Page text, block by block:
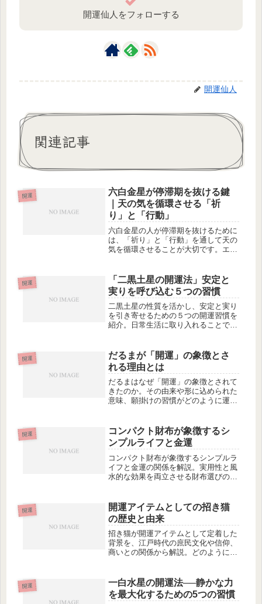
開運仙人をフォローする
開運仙人
関連記事
開運
六白金星が停滞期を抜ける鍵
｜天の気を循環させる「祈
り」と「行動」
六白金星の人が停滞期を抜けるために
は、「祈り」と「行動」を通して天の
気を循環させることが大切です。エネ
開運
「二黒土星の開運法」安定と
実りを呼び込む５つの習慣
二黒土星の性質を活かし、安定と実り
を引き寄せるための５つの開運習慣を
紹介。日常生活に取り入れることで、
開運
だるまが「開運」の象徴とさ
れる理由とは
だるまはなぜ「開運」の象徴とされて
きたのか。その由来や形に込められた
意味、願掛けの習慣がどのように運の
説します。
開運
コンパクト財布が象徴するシ
ンプルライフと金運
コンパクト財布が象徴するシンプルラ
イフと金運の関係を解説。実用性と風
水的な効果を両立させる財布選びのポ
開運
開運アイテムとしての招き猫
の歴史と由来
招き猫が開運アイテムとして定着した
背景を、江戸時代の庶民文化や信仰、
商いとの関係から解説。どのようにし
す。
開運
一白水星の開運法──静かな力
を最大化するための5つの習慣